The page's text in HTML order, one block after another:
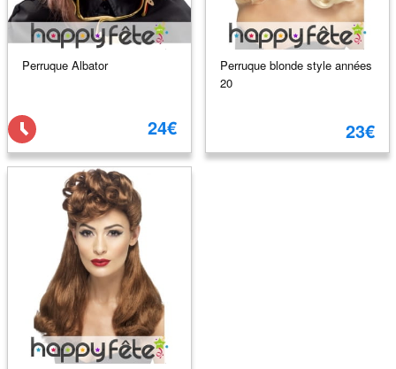
Perruque Albator
24€
Perruque blonde style années
20
23€